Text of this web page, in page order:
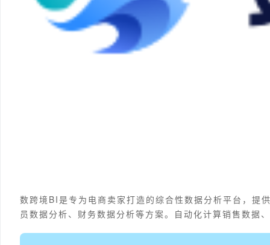
数跨境BI是专为电商卖家打造的综合性数据分析平台，提
员数据分析、财务数据分析等方案。自动化计算销售数据